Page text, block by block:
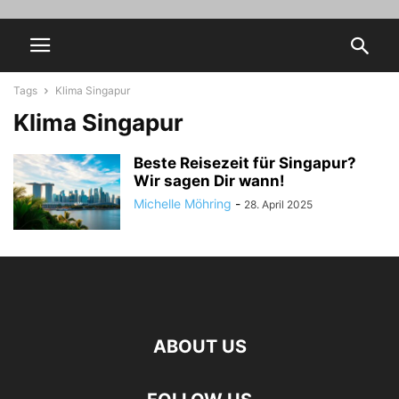
Tags Klima Singapur
Klima Singapur
Beste Reisezeit für Singapur?
Wir sagen Dir wann!
Michelle Möhring - 28. April 2025
ABOUT US